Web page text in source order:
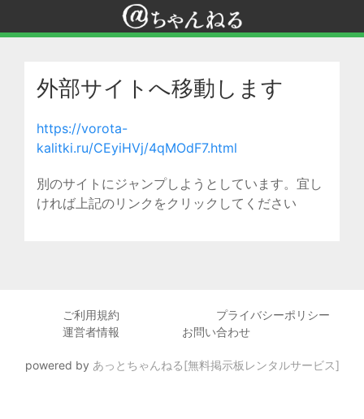
外部サイトへ移動します
https://vorota-
kalitki.ru/CEyiHVj/4qMOdF7.html
別のサイトにジャンプしようとしています。宜し
ければ上記のリンクをクリックしてください
ご利用規約
プライバシーポリシー
運営者情報
お問い合わせ
powered by あっとちゃんねる[無料掲示板レンタルサービス]